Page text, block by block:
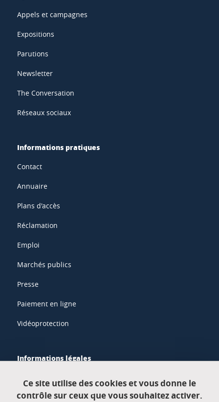
Appels et campagnes
Expositions
Parutions
Newsletter
The Conversation
Réseaux sociaux
Informations pratiques
Contact
Annuaire
Plans d'accès
Réclamation
Emploi
Marchés publics
Presse
Paiement en ligne
Vidéoprotection
Informations légales
Données personnelles
Ce site utilise des cookies et vous donne le
contrôle sur ceux que vous souhaitez activer.